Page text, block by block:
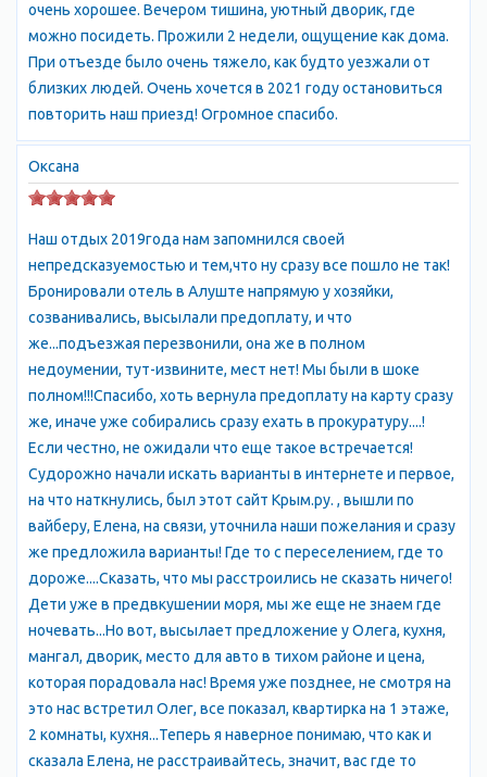
очень хорошее. Вечером тишина, уютный дворик, где
можно посидеть. Прожили 2 недели, ощущение как дома.
При отъезде было очень тяжело, как будто уезжали от
близких людей. Очень хочется в 2021 году остановиться
повторить наш приезд! Огромное спасибо.
Оксана
Наш отдых 2019года нам запомнился своей
непредсказуемостью и тем,что ну сразу все пошло не так!
Бронировали отель в Алуште напрямую у хозяйки,
созванивались, высылали предоплату, и что
же...подъезжая перезвонили, она же в полном
недоумении, тут-извините, мест нет! Мы были в шоке
полном!!!Спасибо, хоть вернула предоплату на карту сразу
же, иначе уже собирались сразу ехать в прокуратуру....!
Если честно, не ожидали что еще такое встречается!
Судорожно начали искать варианты в интернете и первое,
на что наткнулись, был этот сайт Крым.ру. , вышли по
вайберу, Елена, на связи, уточнила наши пожелания и сразу
же предложила варианты! Где то с переселением, где то
дороже....Сказать, что мы расстроились не сказать ничего!
Дети уже в предвкушении моря, мы же еще не знаем где
ночевать...Но вот, высылает предложение у Олега, кухня,
мангал, дворик, место для авто в тихом районе и цена,
которая порадовала нас! Время уже позднее, не смотря на
это нас встретил Олег, все показал, квартирка на 1 этаже,
2 комнаты, кухня...Теперь я наверное понимаю, что как и
сказала Елена, не расстраивайтесь, значит, вас где то